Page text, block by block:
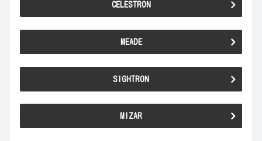
CELESTRON
MEADE
SIGHTRON
MIZAR